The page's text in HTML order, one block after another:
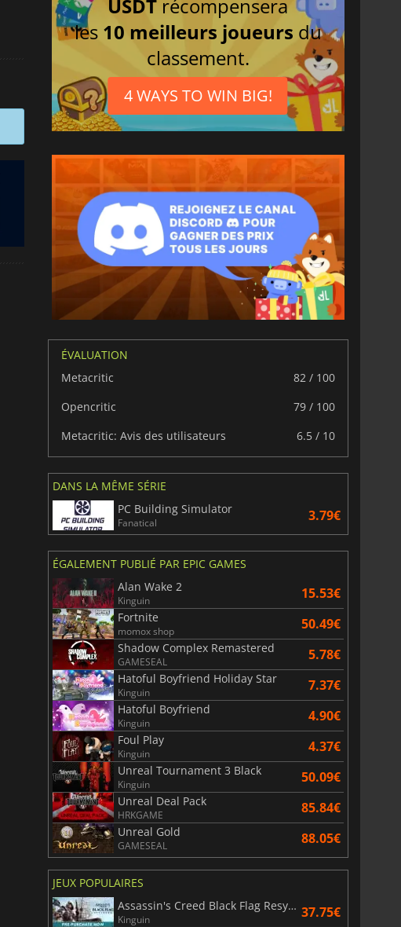
6.77€ 15.48
USDT récompensera
les 10 meilleurs joueurs du
classement.
4 WAYS TO WIN BIG!
ÉVALUATION
Metacritic
82 / 100
Opencritic
79 / 100
Metacritic: Avis des utilisateurs
6.5 / 10
DANS LA MÊME SÉRIE
PC Building Simulator
Fanatical 3.79€
ÉGALEMENT PUBLIÉ PAR EPIC GAMES
Alan Wake 2
Kinguin 15.53€
Fortnite
momox shop 50.49€
Shadow Complex Remastered
GAMESEAL 5.78€
Hatoful Boyfriend Holiday Star
Kinguin 7.37€
Hatoful Boyfriend
Kinguin 4.90€
Foul Play
Kinguin 4.37€
Unreal Tournament 3 Black
Kinguin 50.09€
Unreal Deal Pack
HRKGAME 85.84€
Unreal Gold
GAMESEAL 88.05€
JEUX POPULAIRES
Assassin's Creed Black Flag Resynced
Kinguin 37.75€